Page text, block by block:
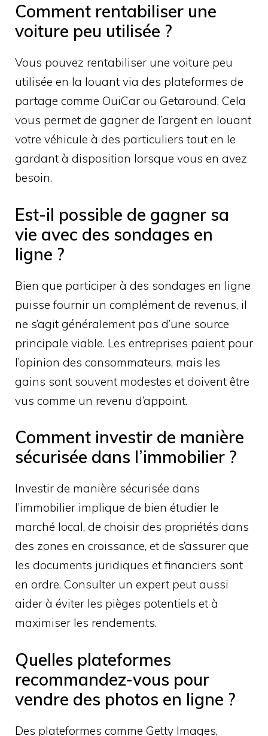
Comment rentabiliser une
voiture peu utilisée ?
Vous pouvez rentabiliser une voiture peu
utilisée en la louant via des plateformes de
partage comme OuiCar ou Getaround. Cela
vous permet de gagner de l’argent en louant
votre véhicule à des particuliers tout en le
gardant à disposition lorsque vous en avez
besoin.
Est-il possible de gagner sa
vie avec des sondages en
ligne ?
Bien que participer à des sondages en ligne
puisse fournir un complément de revenus, il
ne s’agit généralement pas d’une source
principale viable. Les entreprises paient pour
l’opinion des consommateurs, mais les
gains sont souvent modestes et doivent être
vus comme un revenu d’appoint.
Comment investir de manière
sécurisée dans l’immobilier ?
Investir de manière sécurisée dans
l’immobilier implique de bien étudier le
marché local, de choisir des propriétés dans
des zones en croissance, et de s’assurer que
les documents juridiques et financiers sont
en ordre. Consulter un expert peut aussi
aider à éviter les pièges potentiels et à
maximiser les rendements.
Quelles plateformes
recommandez-vous pour
vendre des photos en ligne ?
Des plateformes comme Getty Images,